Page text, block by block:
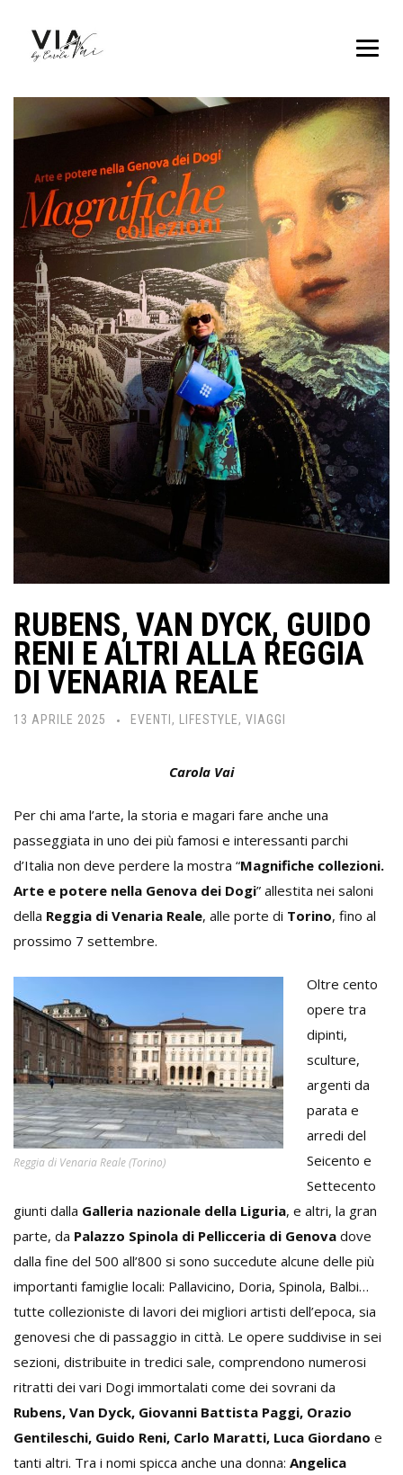
RUBENS, VAN DYCK, GUIDO
RENI E ALTRI ALLA REGGIA
DI VENARIA REALE
13 APRILE 2025 EVENTI , LIFESTYLE, VIAGGI
Carola Vai
Per chi ama l’arte, la storia e magari fare anche una
passeggiata in uno dei più famosi e interessanti parchi
d’Italia non deve perdere la mostra “Magnifiche collezioni.
Arte e potere nella Genova dei Dogi” allestita nei saloni
della Reggia di Venaria Reale, alle porte di Torino, fino al
prossimo 7 settembre.
Reggia di Venaria Reale (Torino)
Oltre cento
opere tra
dipinti,
sculture,
argenti da
parata e
arredi del
Seicento e
Settecento
giunti dalla Galleria nazionale della Liguria, e altri, la gran
parte, da Palazzo Spinola di Pellicceria di Genova dove
dalla fine del 500 all’800 si sono succedute alcune delle più
importanti famiglie locali: Pallavicino, Doria, Spinola, Balbi…
tutte collezioniste di lavori dei migliori artisti dell’epoca, sia
genovesi che di passaggio in città. Le opere suddivise in sei
sezioni, distribuite in tredici sale, comprendono numerosi
ritratti dei vari Dogi immortalati come dei sovrani da
Rubens, Van Dyck, Giovanni Battista Paggi, Orazio
Gentileschi, Guido Reni, Carlo Maratti, Luca Giordano e
tanti altri. Tra i nomi spicca anche una donna: Angelica